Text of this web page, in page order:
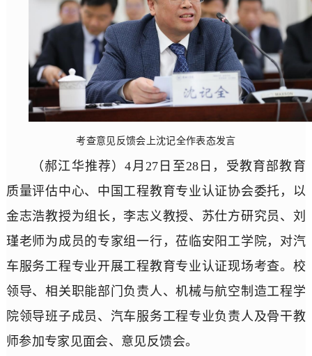
考查意见反馈会上沈记全作表态发言
（郝江华推荐）4月27日至28日，受教育部教育
质量评估中心、中国工程教育专业认证协会委托，以
金志浩教授为组长，李志义教授、苏仕方研究员、刘
瑾老师为成员的专家组一行，莅临安阳工学院，对汽
车服务工程专业开展工程教育专业认证现场考查。校
领导、相关职能部门负责人、机械与航空制造工程学
院领导班子成员、汽车服务工程专业负责人及骨干教
师参加专家见面会、意见反馈会。